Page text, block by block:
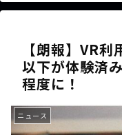
【悲報】「メトロイ
《どうしてこうなっ
《人気No.1は誰だ？
《未だ謎多きキャラ
《アニメ2期＆3期が
《強者達が上位に立ち
【朗報】VR
以下が体験済
程度に！
ニュース